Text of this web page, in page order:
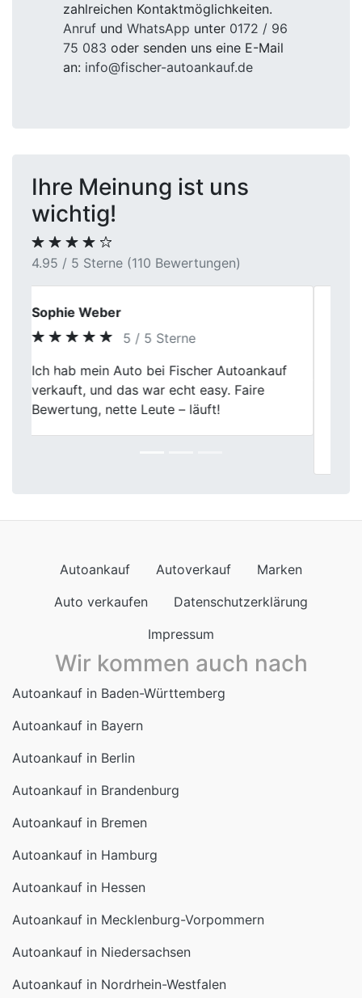
zahlreichen Kontaktmöglichkeiten.
Anruf und WhatsApp unter 0172 / 96
75 083 oder senden uns eine E-Mail
an: info@fischer-autoankauf.de
Ihre Meinung ist uns
wichtig!
4.95 / 5 Sterne (110 Bewertungen)
Peter L.
5 / 5 Sterne
Ich habe meinen Wagen nach vielen Jahren
Nutzung verkauft. Der Zustand, die
Laufleistung und die Ausstattung wurden
Previous
Autoankauf Autoverkauf
Marken
Auto verkaufen
Datenschutzerklärung
Impressum
Wir kommen auch nach
Autoankauf in Baden-Württemberg
Autoankauf in Bayern
Autoankauf in Berlin
Autoankauf in Brandenburg
Autoankauf in Bremen
Autoankauf in Hamburg
Autoankauf in Hessen
Autoankauf in Mecklenburg-Vorpommern
Autoankauf in Niedersachsen
Autoankauf in Nordrhein-Westfalen